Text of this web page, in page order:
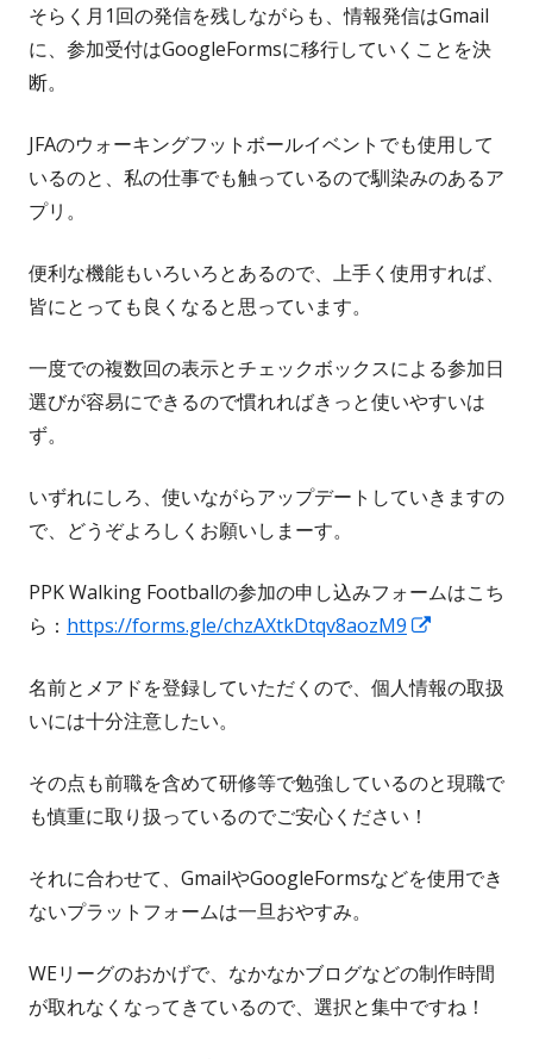
そらく月1回の発信を残しながらも、情報発信はGmail
に、参加受付はGoogleFormsに移行していくことを決
断。
JFAのウォーキングフットボールイベントでも使用して
いるのと、私の仕事でも触っているので馴染みのあるア
プリ。
便利な機能もいろいろとあるので、上手く使用すれば、
皆にとっても良くなると思っています。
一度での複数回の表示とチェックボックスによる参加日
選びが容易にできるので慣れればきっと使いやすいは
ず。
いずれにしろ、使いながらアップデートしていきますの
で、どうぞよろしくお願いしまーす。
PPK Walking Footballの参加の申し込みフォームはこち
ら： https://forms.gle/chzAXtkDtqv8aozM9
い
ン
で
ま
す
名前とメアドを登録していただくので、個人情報の取扱
いには十分注意したい。
その点も前職を含めて研修等で勉強しているのと現職で
も慎重に取り扱っているのでご安心ください！
それに合わせて、GmailやGoogleFormsなどを使用でき
ないプラットフォームは一旦おやすみ。
WEリーグのおかげで、なかなかブログなどの制作時間
が取れなくなってきているので、選択と集中ですね！